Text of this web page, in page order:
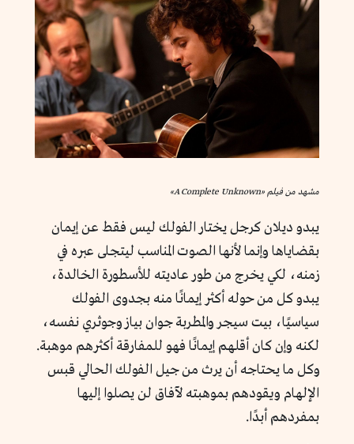
مشهد من فيلم «A Complete Unknown»
يبدو ديلان كرجل يختار الفولك ليس فقط عن إيمان
بقضاياها وإنما لأنها الصوت المناسب ليتجلى عبره في
زمنه، لكي يخرج من طور عاديته للأسطورة الخالدة،
يبدو كل من حوله أكثر إيمانًا منه بجدوى الفولك
سياسيًا، بيت سيجر والمطربة جوان بياز وجوثري نفسه،
لكنه وإن كان أقلهم إيمانًا فهو للمفارقة أكثرهم موهبة.
وكل ما يحتاجه أن يرث من جيل الفولك الحالي قبس
الإلهام ويقودهم بموهبته لآفاق لن يصلوا إليها
بمفردهم أبدًا.